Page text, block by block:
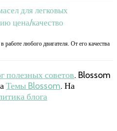
для легковых
цена/качество
любого двигателя. От его качества
полезных советов. Blossom
Темы Blossom. На
блога